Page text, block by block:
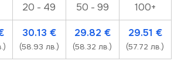
20 - 49 50 - 99 100+
30.13 €
(58.93 лв.)
29.82 €
(58.32 лв.)
29.51 €
(57.72 лв.)